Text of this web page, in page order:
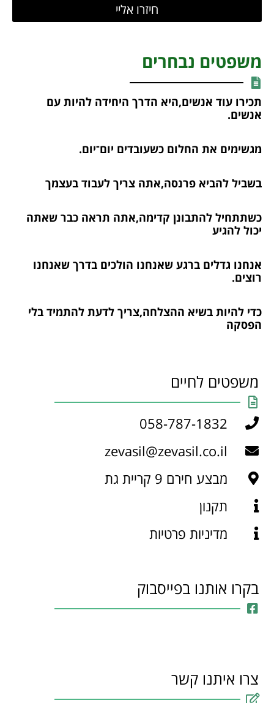
חיזרו אליי
משפטים נבחרים
תכירו עוד אנשים,היא הדרך היחידה להיות עם
אנשים.
מגשימים את החלום כשעובדים יום־יום.
בשביל להביא פרנסה,אתה צריך לעבוד בעצמך
כשתתחיל להתבונן קדימה,אתה תראה כבר שאתה
יכול להגיע
אנחנו גדלים ברגע שאנחנו הולכים בדרך שאנחנו
רוצים.
כדי להיות בשיא ההצלחה,צריך לדעת להתמיד בלי
הפסקה
משפטים לחיים
058-787-1832
zevasil@zevasil.co.il
מבצע חירם 9 קריית גת
תקנון
מדיניות פרטיות
בקרו אותנו בפייסבוק
צרו איתנו קשר